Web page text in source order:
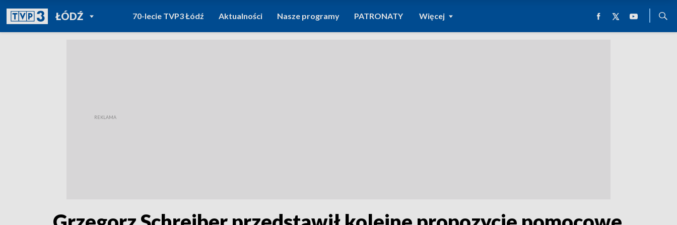
ŁÓDŹPOWRÓT DO
TVP REGIONY
70-lecie TVP3 Łódź Aktualności Nasze programy PATRONATY Więcej